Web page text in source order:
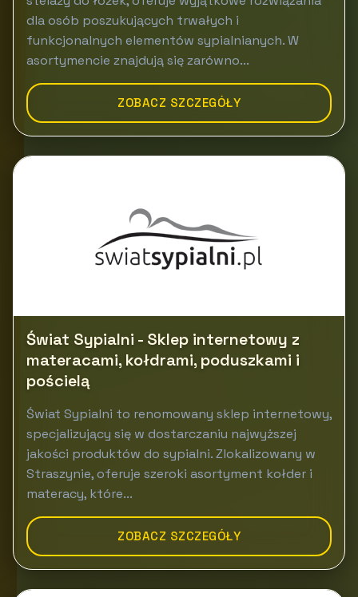
dla osób poszukujących trwałych i
funkcjonalnych elementów sypialnianych. W
asortymencie znajdują się zarówno...
ZOBACZ SZCZEGÓŁY
Świat Sypialni - Sklep internetowy z
materacami, kołdrami, poduszkami i
pościelą
Świat Sypialni to renomowany sklep internetowy,
specjalizujący się w dostarczaniu najwyższej
jakości produktów do sypialni. Zlokalizowany w
Straszynie, oferuje szeroki asortyment kołder i
materacy, które...
ZOBACZ SZCZEGÓŁY